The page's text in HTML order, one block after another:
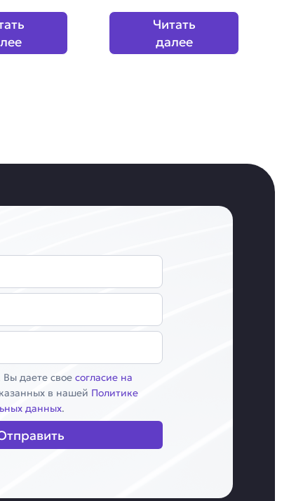
Читать
далее
даете своесогласие на
в нашей Политике
данных.